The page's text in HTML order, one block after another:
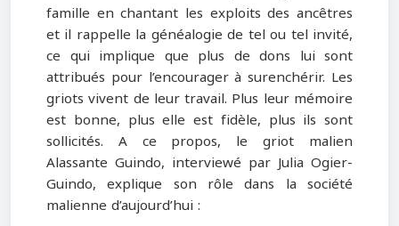
famille en chantant les exploits des ancêtres
et il rappelle la généalogie de tel ou tel invité,
ce qui implique que plus de dons lui sont
attribués pour l’encourager à surenchérir. Les
griots vivent de leur travail. Plus leur mémoire
est bonne, plus elle est fidèle, plus ils sont
sollicités. A ce propos, le griot malien
Alassante Guindo, interviewé par Julia Ogier-
Guindo, explique son rôle dans la société
malienne d’aujourd’hui :